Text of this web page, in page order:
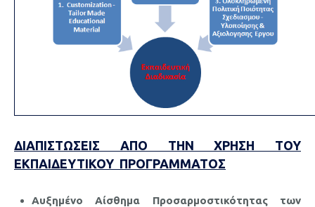
ΔΙΑΠΙΣΤΩΣΕΙΣ ΑΠΟ ΤΗΝ ΧΡΗΣΗ ΤΟΥ
ΕΚΠΑΙΔΕΥΤΙΚΟΥ ΠΡΟΓΡΑΜΜΑΤΟΣ
Αυξημένο Αίσθημα Προσαρμοστικότητας των